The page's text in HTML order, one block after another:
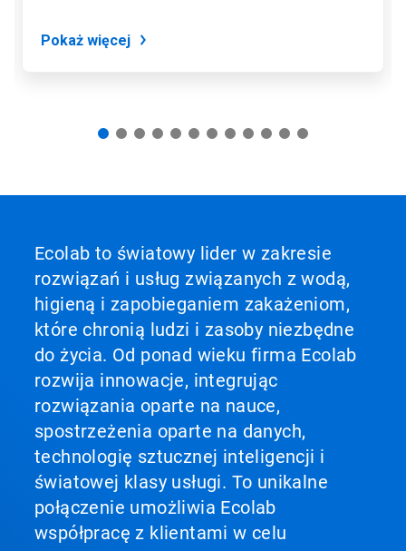
Pokaż więcej
Ecolab to światowy lider w zakresie
rozwiązań i usług związanych z wodą,
higieną i zapobieganiem zakażeniom,
które chronią ludzi i zasoby niezbędne
do życia. Od ponad wieku firma Ecolab
rozwija innowacje, integrując
rozwiązania oparte na nauce,
spostrzeżenia oparte na danych,
technologię sztucznej inteligencji i
światowej klasy usługi. To unikalne
połączenie umożliwia Ecolab
współpracę z klientami w celu